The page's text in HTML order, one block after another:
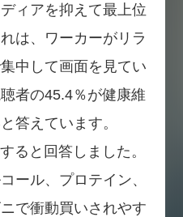
ィアを抑えて最上位
は、ワーカーがリラ
中して画面を見てい
者の45.4％が健康維
答えています。
ると回答しました。
ール、プロテイン、
で衝動買いされやす